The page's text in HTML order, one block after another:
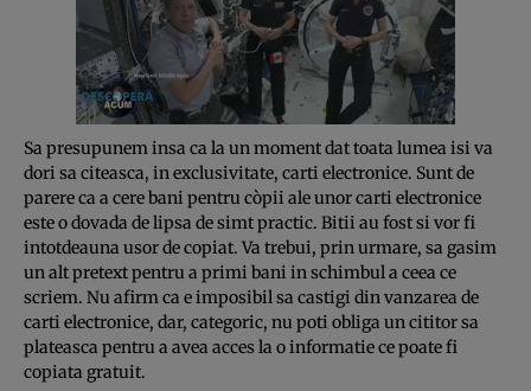
Sa presupunem insa ca la un moment dat toata lumea isi va
dori sa citeasca, in exclusivitate, carti electronice. Sunt de
parere ca a cere bani pentru còpii ale unor carti electronice
este o dovada de lipsa de simt practic. Bitii au fost si vor fi
intotdeauna usor de copiat. Va trebui, prin urmare, sa gasim
un alt pretext pentru a primi bani in schimbul a ceea ce
scriem. Nu afirm ca e imposibil sa castigi din vanzarea de
carti electronice, dar, categoric, nu poti obliga un cititor sa
plateasca pentru a avea acces la o informatie ce poate fi
copiata gratuit.